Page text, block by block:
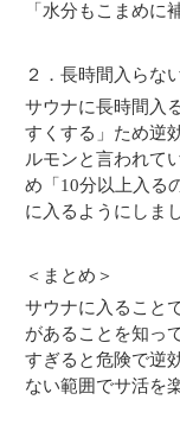
「水分もこまめに
２．長時間入らな
サウナに長時間入
すくする」ため逆
ルモンと言われて
め「10分以上入る
に入るようにしま
＜まとめ＞
サウナに入ること
があることを知っ
すぎると危険で逆
ない範囲でサ活を